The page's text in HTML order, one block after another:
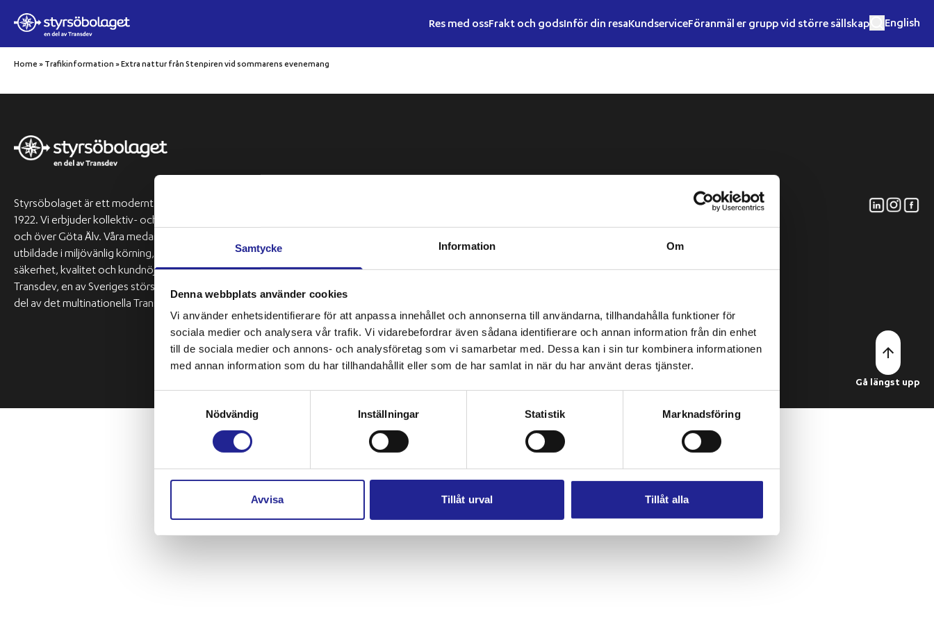
Samtycke Information Om
Denna webbplats använder cookies
Vi använder enhetsidentifierare för att anpassa innehållet och annonserna till användarna, tillhandahålla funktioner för
sociala medier och analysera vår trafik. Vi vidarebefordrar även sådana identifierare och annan information från din enhet
till de sociala medier och annons- och analysföretag som vi samarbetar med. Dessa kan i sin tur kombinera informationen
med annan information som du har tillhandahållit eller som de har samlat in när du har använt deras tjänster.
Nödvändig
Inställningar Statistik Marknadsföring
Avvisa Tillåt urval Tillåt alla
Res med ossFrakt och godsInför din resaKundserviceFöranmäl er grupp vid större sällskap English
Frakt och gods
Kundservice
Föranmäl er grupp vid större sällskap
Home » Trafikinformation »Extra nattur från Stenpiren vid sommarens evenemang
Styrsöbolaget är ett modernt skärgårdsrederi med rötter från
1922. Vi erbjuder kollektiv- och chartertrafik i Göteborgs skärgård
och över Göta Älv. Våra medarbetare, experter på skärgården och
utbildade i miljövänlig körning, är vår största tillgång. Vi prioriterar
säkerhet, kvalitet och kundnöjdhet. Styrsöbolaget ägs av
Transdev, en av Sveriges största operatörer inom persontrafik och
del av det multinationella Transdev Group.
Nyheter
Jobba hos oss
Visselblåsartjänst
Om Styrsöbolaget
Miljöarbete och
Gå längst upp